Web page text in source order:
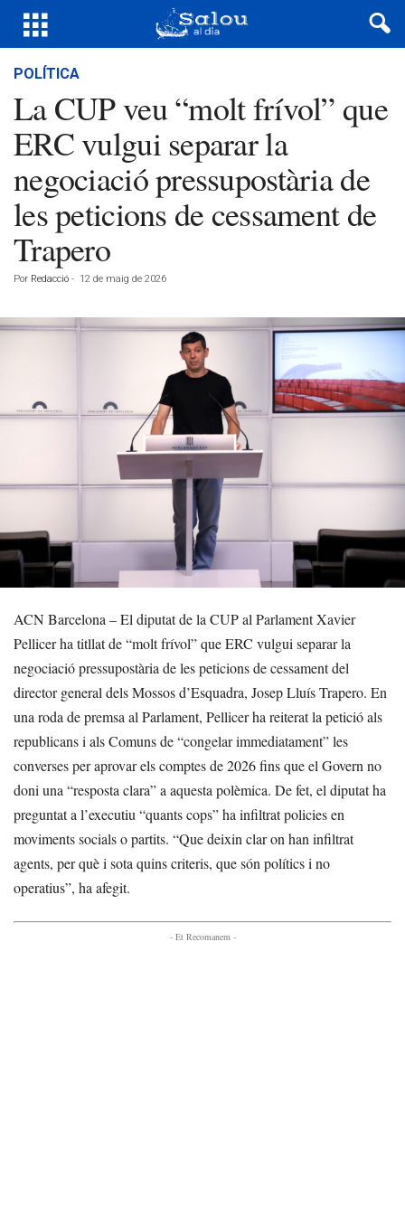
POLÍTICA
La CUP veu “molt frívol” que
ERC vulgui separar la
negociació pressupostària de
les peticions de cessament de
Trapero
Por Redacció - 12 de maig de 2026
ACN Barcelona – El diputat de la CUP al Parlament Xavier
Pellicer ha titllat de “molt frívol” que ERC vulgui separar la
negociació pressupostària de les peticions de cessament del
director general dels Mossos d’Esquadra, Josep Lluís Trapero. En
una roda de premsa al Parlament, Pellicer ha reiterat la petició als
republicans i als Comuns de “congelar immediatament” les
converses per aprovar els comptes de 2026 fins que el Govern no
doni una “resposta clara” a aquesta polèmica. De fet, el diputat ha
preguntat a l’executiu “quants cops” ha infiltrat policies en
moviments socials o partits. “Que deixin clar on han infiltrat
agents, per què i sota quins criteris, que són polítics i no
operatius”, ha afegit.
- Et Recomanem -